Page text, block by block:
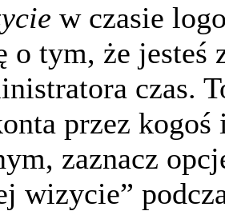
w czasie
o tym, że jesteś
czas.
przez kogoś
zaznacz
wizycie”